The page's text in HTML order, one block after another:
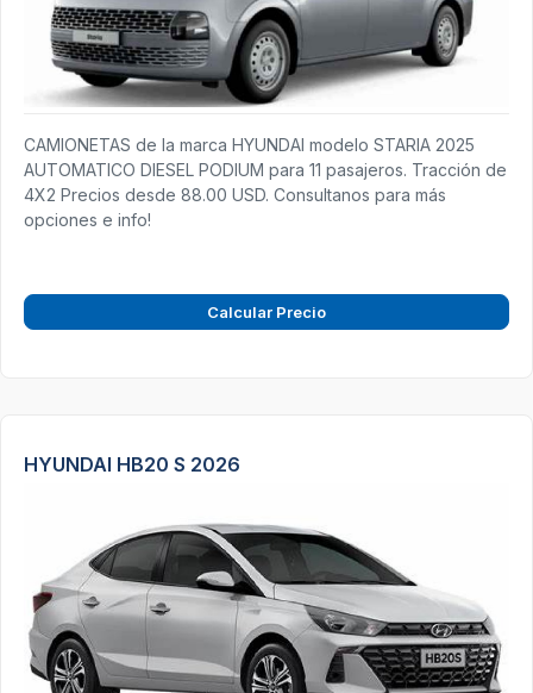
CAMIONETAS de la marca HYUNDAI modelo STARIA 2025
AUTOMATICO DIESEL PODIUM para 11 pasajeros. Tracción de
4X2 Precios desde 88.00 USD. Consultanos para más
opciones e info!
Calcular Precio
HYUNDAI HB20 S 2026